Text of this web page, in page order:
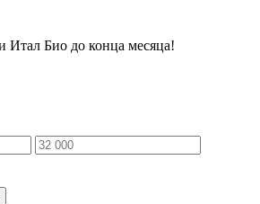
Итал Био до конца месяца!